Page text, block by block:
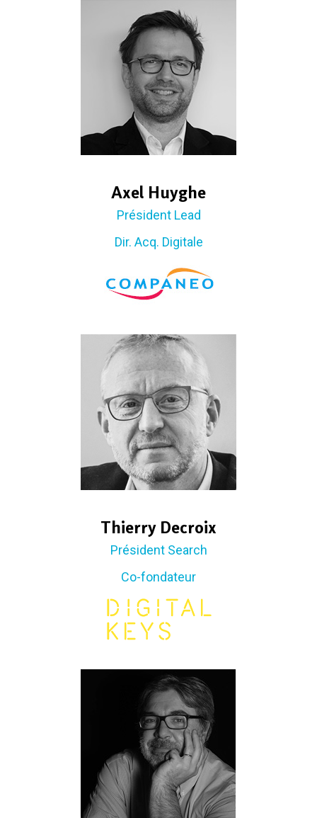
Axel Huyghe
Président Lead
Dir. Acq. Digitale
Thierry Decroix
Président Search
Co-fondateur